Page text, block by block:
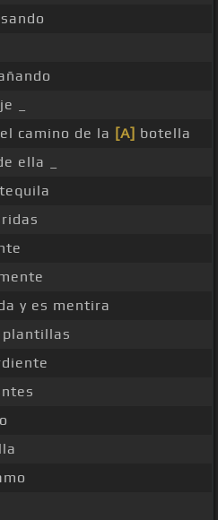
_
camino de la [A] botella
ella _
y es mentira
plantillas